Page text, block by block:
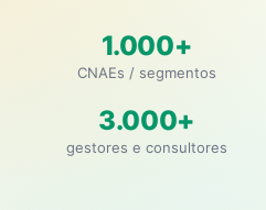
1.000+
CNAEs / segmentos
3.000+
gestores e consultores